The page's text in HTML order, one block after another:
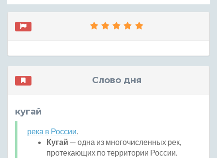
Слово дня
кугай
река в России.
Кугай — одна из многочисленных рек,
протекающих по территории России.